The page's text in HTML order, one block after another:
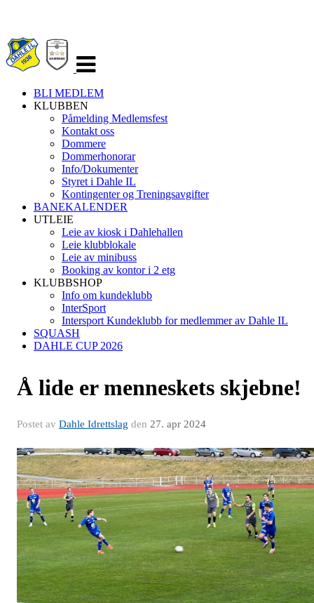
navigasjon
BLI MEDLEM
KLUBBEN
Påmelding Medlemsfest
Kontakt oss
Dommere
Dommerhonorar
Info/Dokumenter
Styret i Dahle IL
Kontingenter og Treningsavgifter
BANEKALENDER
UTLEIE
Leie av kiosk i Dahlehallen
Leie klubblokale
Leie av minibuss
Booking av kontor i 2 etg
KLUBBSHOP
Info om kundeklubb
InterSport
Intersport Kundeklubb for medlemmer av Dahle IL
SQUASH
DAHLE CUP 2026
Å lide er menneskets skjebne!
Postet av Dahle Idrettslag den 27. apr 2024